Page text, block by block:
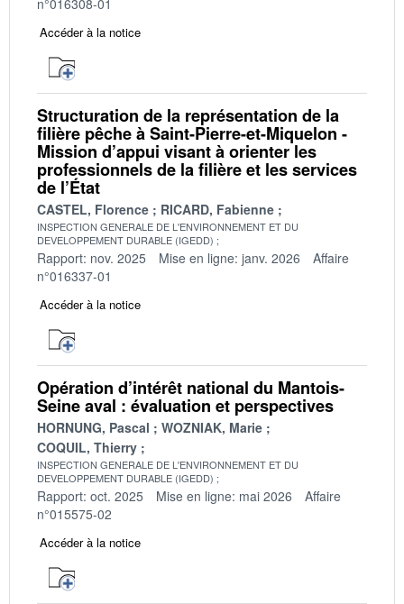
Accéder à la notice
Structuration de la représentation de la
filière pêche à Saint-Pierre-et-Miquelon -
Mission d’appui visant à orienter les
professionnels de la filière et les services
de l’État
CASTEL, Florence RICARD, Fabienne
INSPECTION GENERALE DE L'ENVIRONNEMENT ET DU
DEVELOPPEMENT DURABLE (IGEDD)
Rapport: nov. 2025 Mise en ligne: janv. 2026
Affaire
n°016337-01
Accéder à la notice
Opération d’intérêt national du Mantois-
Seine aval : évaluation et perspectives
HORNUNG, Pascal
WOZNIAK, Marie
COQUIL, Thierry
INSPECTION GENERALE DE L'ENVIRONNEMENT ET DU
DEVELOPPEMENT DURABLE (IGEDD)
Rapport: oct. 2025 Mise en ligne: mai 2026
Affaire
n°015575-02
Accéder à la notice